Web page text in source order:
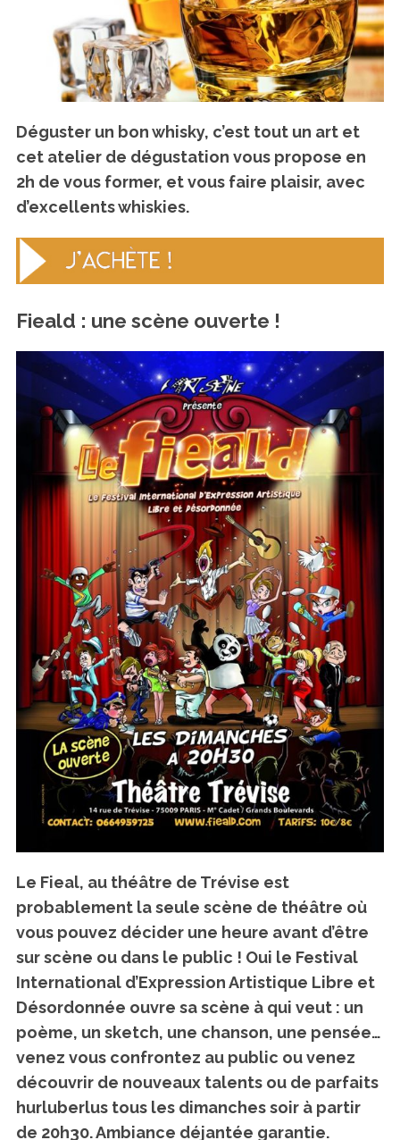
Déguster un bon whisky, c’est tout un art et
cet atelier de dégustation vous propose en
2h de vous former, et vous faire plaisir, avec
d’excellents whiskies.
Fieald : une scène ouverte !
Le Fieal, au théâtre de Trévise est
probablement la seule scène de théâtre où
vous pouvez décider une heure avant d’être
sur scène ou dans le public ! Oui le Festival
International d’Expression Artistique Libre et
Désordonnée ouvre sa scène à qui veut : un
poème, un sketch, une chanson, une pensée…
venez vous confrontez au public ou venez
découvrir de nouveaux talents ou de parfaits
hurluberlus tous les dimanches soir à partir
de 20h30. Ambiance déjantée garantie.